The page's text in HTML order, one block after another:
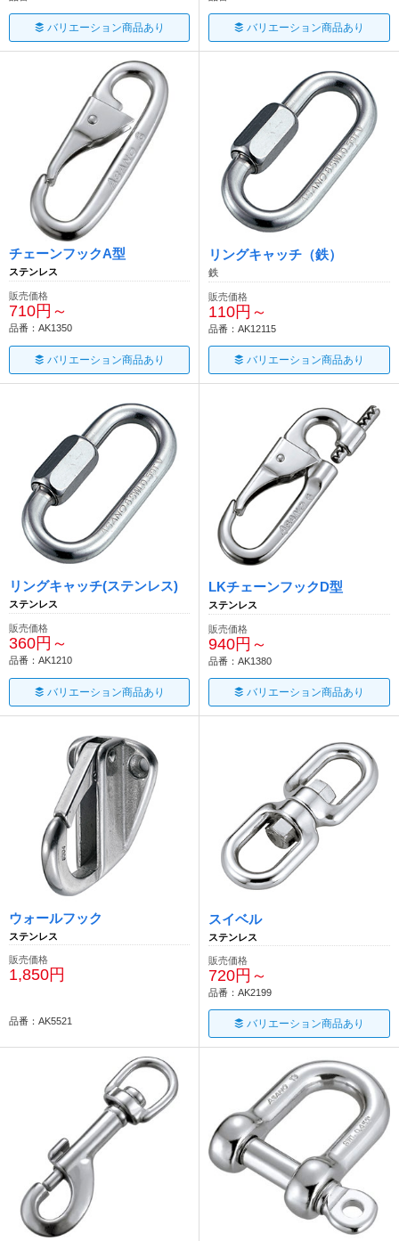
バリエーション商品あり バリエーション商品あり
チェーンフックA型
ステンレス
販売価格
710円～
品番：AK1350
バリエーション商品あり
リングキャッチ（鉄）
鉄
販売価格
110円～
品番：AK12115
バリエーション商品あり
リングキャッチ(ステンレス)
ステンレス
販売価格
360円～
品番：AK1210
バリエーション商品あり
LKチェーンフックD型
ステンレス
販売価格
940円～
品番：AK1380
バリエーション商品あり
ウォールフック
ステンレス
販売価格
1,850円
品番：AK5521
スイベル
ステンレス
販売価格
720円～
品番：AK2199
バリエーション商品あり